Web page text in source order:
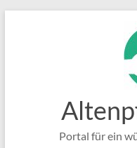
Portal für ein